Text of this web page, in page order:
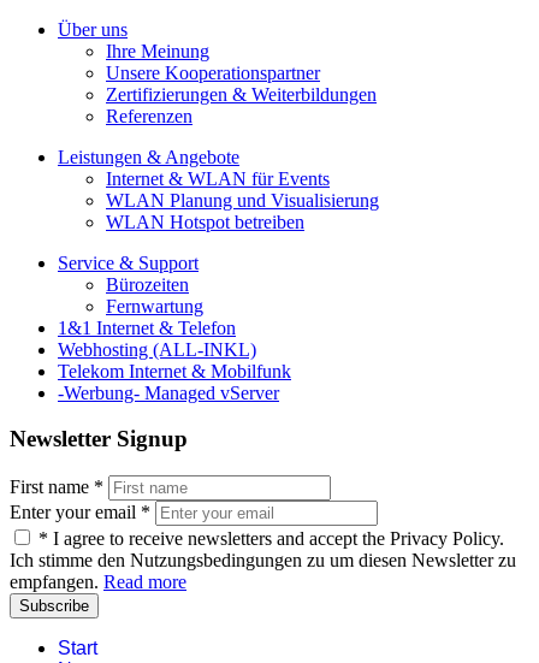
Über uns
Ihre Meinung
Unsere Kooperationspartner
Zertifizierungen & Weiterbildungen
Referenzen
Leistungen & Angebote
Internet & WLAN für Events
WLAN Planung und Visualisierung
WLAN Hotspot betreiben
Service & Support
Bürozeiten
Fernwartung
1&1 Internet & Telefon
Webhosting (ALL-INKL)
Telekom Internet & Mobilfunk
-Werbung- Managed vServer
Newsletter Signup
First name *
Enter your email *
* I agree to receive newsletters and accept the Privacy Policy.
Ich stimme den Nutzungsbedingungen zu um diesen Newsletter zu
empfangen. Read more
Subscribe
Start